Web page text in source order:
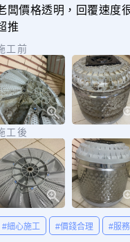
闆價格透明，回覆速度
推
工前
工後
#細心施工 #價錢合理 #服